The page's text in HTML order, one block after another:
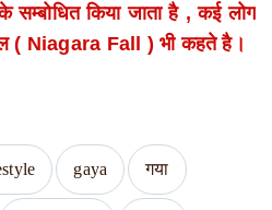
सम्बोधित किया जाता है , कई लोग
( Niagara Fall ) भी कहते है।
gaya गया